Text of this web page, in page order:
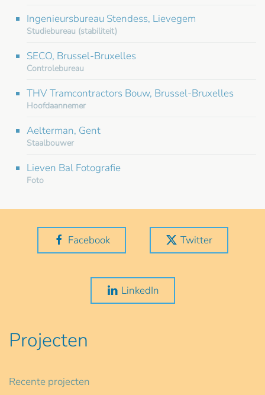
Ingenieursbureau Stendess, Lievegem
Studiebureau (stabiliteit)
SECO, Brussel-Bruxelles
Controlebureau
THV Tramcontractors Bouw, Brussel-Bruxelles
Hoofdaannemer
Aelterman, Gent
Staalbouwer
Lieven Bal Fotografie
Foto
Facebook Twitter
LinkedIn
Projecten
Recente projecten